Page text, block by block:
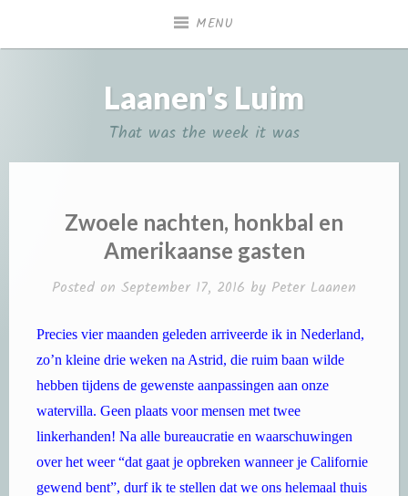
MENU
Laanen's Luim
That was the week it was
Zwoele nachten, honkbal en
Amerikaanse gasten
Posted on September 17, 2016 by Peter Laanen
Precies vier maanden geleden arriveerde ik in Nederland,
zo’n kleine drie weken na Astrid, die ruim baan wilde
hebben tijdens de gewenste aanpassingen aan onze
watervilla. Geen plaats voor mensen met twee
linkerhanden! Na alle bureaucratie en waarschuwingen
over het weer “dat gaat je opbreken wanneer je Californie
gewend bent”, durf ik te stellen dat we ons helemaal thuis